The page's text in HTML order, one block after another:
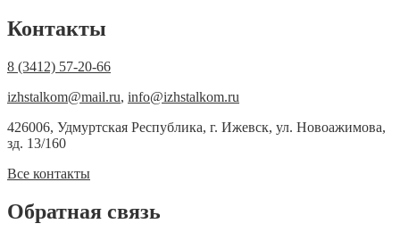
Контакты
8 (3412) 57-20-66
izhstalkom@mail.ru, info@izhstalkom.ru
426006, Удмуртская Республика, г. Ижевск, ул. Новоажимова,
зд. 13/160
Все контакты
Обратная связь